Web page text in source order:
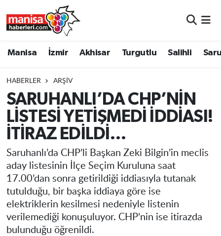
Manisa İzmir Akhisar Turgutlu Salihli
HABERLER ARŞIV
SARUHANLI’DA CHP’NİN
LİSTESİ YETİŞMEDİ İDDİASI!
İTİRAZ EDİLDİ…
Saruhanlı’da CHP’li Başkan Zeki Bilgin’in meclis
aday listesinin İlçe Seçim Kuruluna saat
17.00’dan sonra getirildiği iddiasıyla tutanak
tutulduğu, bir başka iddiaya göre ise
elektriklerin kesilmesi nedeniyle listenin
verilemediği konuşuluyor. CHP’nin ise itirazda
bulunduğu öğrenildi.
Turgutlu
Salihli
Saruhanlı
Soma
Resmi İlanlar
Manisa Nöbetçi Eczaneler
Manisa Trafik Yoğunluk Haritası
Süper Lig Puan Durumu ve Fikstür
Tüm Manşetler
Son Dakika Haberleri
Haber Arşivi